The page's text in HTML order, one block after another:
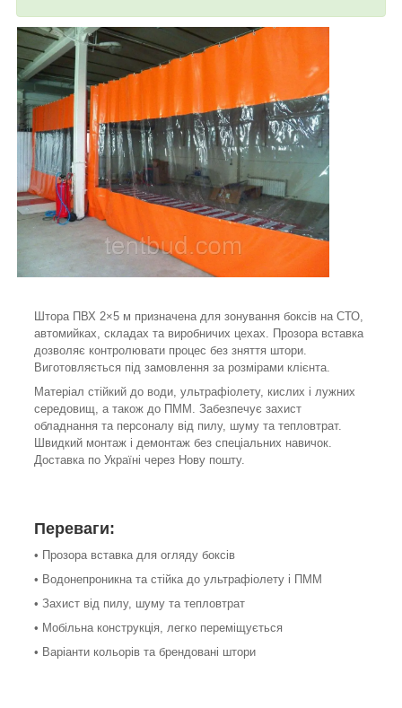
Штора ПВХ 2×5 м призначена для зонування боксів на СТО,
автомийках, складах та виробничих цехах. Прозора вставка
дозволяє контролювати процес без зняття штори.
Виготовляється під замовлення за розмірами клієнта.
Матеріал стійкий до води, ультрафіолету, кислих і лужних
середовищ, а також до ПММ. Забезпечує захист
обладнання та персоналу від пилу, шуму та тепловтрат.
Швидкий монтаж і демонтаж без спеціальних навичок.
Доставка по Україні через Нову пошту.
Переваги:
• Прозора вставка для огляду боксів
• Водонепроникна та стійка до ультрафіолету і ПММ
• Захист від пилу, шуму та тепловтрат
• Мобільна конструкція, легко переміщується
• Варіанти кольорів та брендовані штори